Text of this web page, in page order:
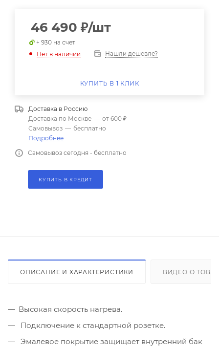
46 490 ₽/шт
+ 930 на счет
Нет в наличии
Нашли дешевле?
КУПИТЬ В 1 КЛИК
Доставка в Россию
Доставка по Москве — от 600 ₽
Самовывоз — бесплатно
Подробнее
Самовывоз сегодня - бесплатно
КУПИТЬ В КРЕДИТ
ОПИСАНИЕ И ХАРАКТЕРИСТИКИ ВИДЕО О
Высокая скорость нагрева.
Подключение к стандартной розетке.
Эмалевое покрытие защищает внутренний бак